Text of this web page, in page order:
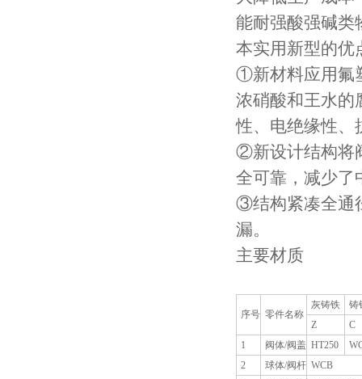
能耐强酸强碱类
本实用新型的优
①新材料应用氟
浓硝酸和王水的
性、电绝缘性、
②新设计结构将
全可靠，减少了
③结构紧凑全通
漏。
主要材质
序号 零件名称
灰铸铁
铸
Z
C
1
阀体/阀盖 HT250
2
球体/阀杆 WCB